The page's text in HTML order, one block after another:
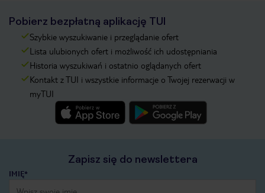
Pobierz bezpłatną aplikację TUI
Szybkie wyszukiwanie i przeglądanie ofert
Lista ulubionych ofert i możliwość ich udostępniania
Historia wyszukiwań i ostatnio oglądanych ofert
Kontakt z TUI i wszystkie informacje o Twojej rezerwacji w
myTUI
Zapisz się do newslettera
IMIĘ*